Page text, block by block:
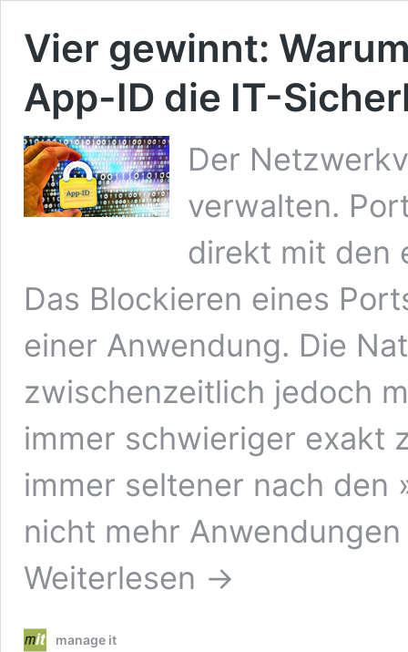
Vier gewinnt:
App-ID die IT-
Der
verwalten.
direkt mit den
Das Blockieren eines
einer Anwendung. Die
zwischenzeitlich jedoch
immer schwieriger exakt
immer seltener nach den
nicht mehr
Weiterlesen →
manage it